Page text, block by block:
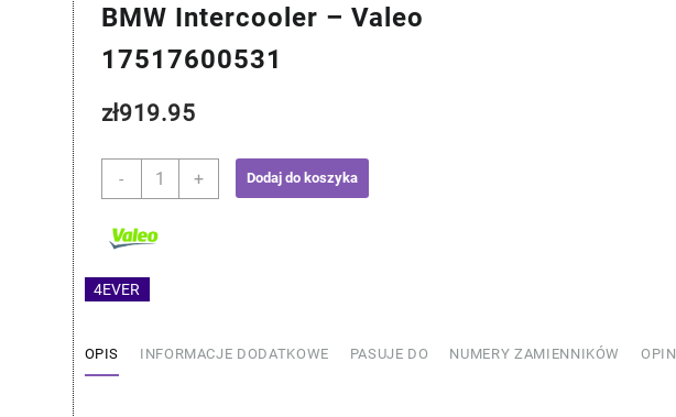
4EVER
BMW Intercooler – Valeo
17517600531
zł919.95
-
ilość
-
+ Dodaj do koszyka
OPIS INFORMACJE DODATKOWE PASUJE DO NUMERY ZAMIENNIKÓW